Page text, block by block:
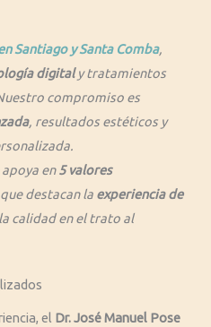
Santiago y Santa Comba,
digitaly tratamientos
compromiso es
, resultados estéticos y
en5 valores
destacan la experiencia de
calidad en el trato al
el Dr. José Manuel Pose